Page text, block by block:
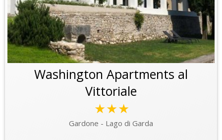
Washington Apartments al
Vittoriale
★★★
Gardone - Lago di Garda